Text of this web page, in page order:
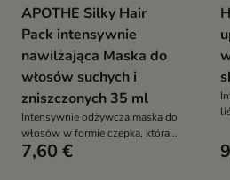
APOTHE Silky Hair
Pack intensywnie
nawilżająca Maska do
włosów suchych i
zniszczonych 35 ml
Intensywnie odżywcza maska do
włosów w formie czepka, która
nawilża, regeneruje zniszczone
7,60 €